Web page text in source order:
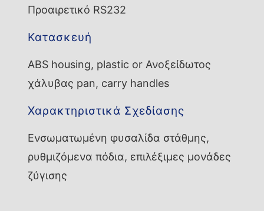
Προαιρετικό RS232
Κατασκευή
ABS housing, plastic or Ανοξείδωτος
χάλυβας pan, carry handles
Χαρακτηριστικά Σχεδίασης
Ενσωματωμένη φυσαλίδα στάθμης,
ρυθμιζόμενα πόδια, επιλέξιμες μονάδες
ζύγισης